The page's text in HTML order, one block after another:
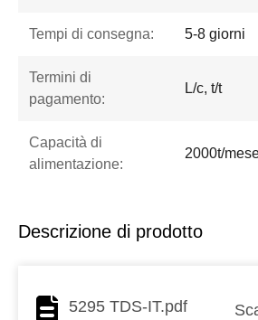
Tempi di consegna: 5-8 giorni
Termini di
pagamento:
L/c, t/t
Capacità di
alimentazione:
2000t/
Descrizione di prodotto
5295 TDS-IT.pdf